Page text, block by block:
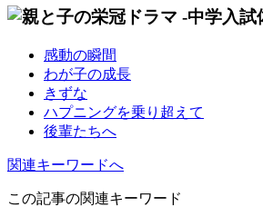
感動の瞬間
わが子の成長
きずな
ハプニングを乗り超えて
後輩たちへ
関連キーワードへ
この記事の関連キーワード